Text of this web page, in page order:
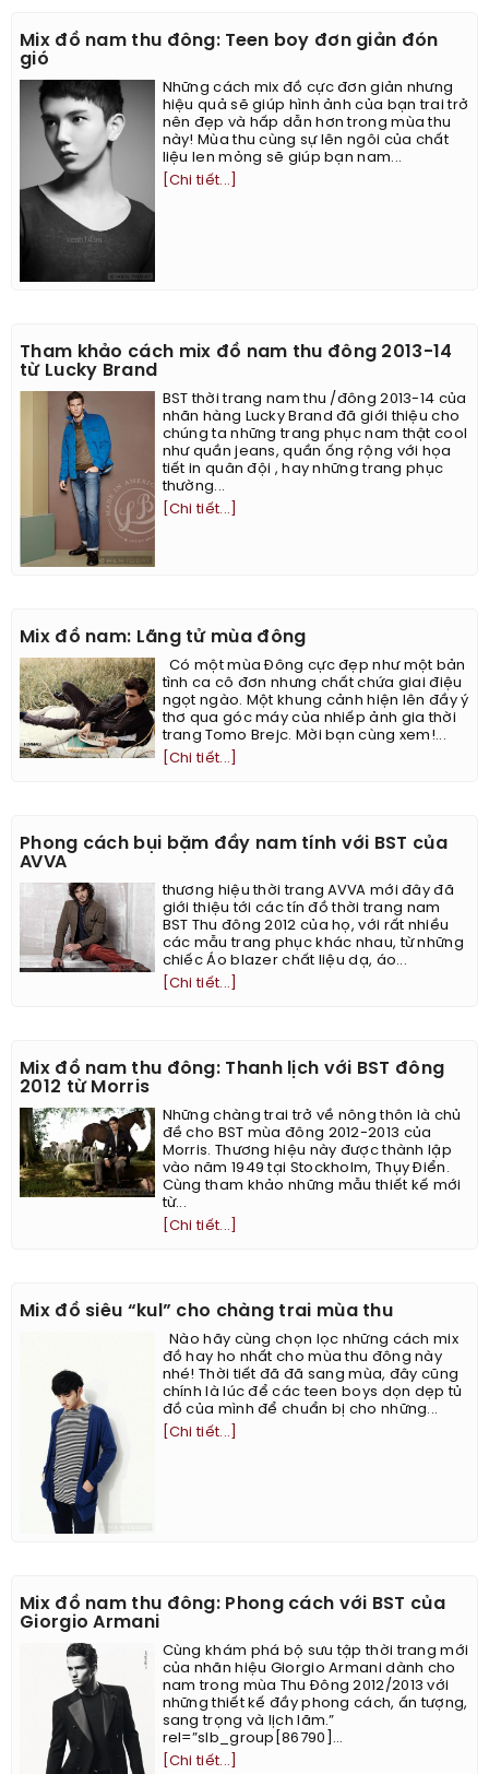
Mix đồ nam thu đông: Teen boy đơn giản đón
gió
Những cách mix đồ cực đơn giản nhưng
hiệu quả sẽ giúp hình ảnh của bạn trai trở
nên đẹp và hấp dẫn hơn trong mùa thu
này! Mùa thu cùng sự lên ngôi của chất
liệu len mỏng sẽ giúp bạn nam...
[Chi tiết...]
Tham khảo cách mix đồ nam thu đông 2013-14
từ Lucky Brand
BST thời trang nam thu /đông 2013-14 của
nhãn hàng Lucky Brand đã giới thiệu cho
chúng ta những trang phục nam thật cool
như quần jeans, quần ống rộng với họa
tiết in quân đội , hay những trang phục
thường...
[Chi tiết...]
Mix đồ nam: Lãng tử mùa đông
Có một mùa Đông cực đẹp như một bản
tình ca cô đơn nhưng chất chứa giai điệu
ngọt ngào. Một khung cảnh hiện lên đầy ý
thơ qua góc máy của nhiếp ảnh gia thời
trang Tomo Brejc. Mời bạn cùng xem!...
[Chi tiết...]
Phong cách bụi bặm đầy nam tính với BST của
AVVA
thương hiệu thời trang AVVA mới đây đã
giới thiệu tới các tín đồ thời trang nam
BST Thu đông 2012 của họ, với rất nhiều
các mẫu trang phục khác nhau, từ những
chiếc Áo blazer chất liệu dạ, áo...
[Chi tiết...]
Mix đồ nam thu đông: Thanh lịch với BST đông
2012 từ Morris
Những chàng trai trở về nông thôn là chủ
đề cho BST mùa đông 2012-2013 của
Morris. Thương hiệu này được thành lập
vào năm 1949 tại Stockholm, Thụy Điển.
Cùng tham khảo những mẫu thiết kế mới
từ...
[Chi tiết...]
Mix đồ siêu “kul” cho chàng trai mùa thu
Nào hãy cùng chọn lọc những cách mix
đồ hay ho nhất cho mùa thu đông này
nhé! Thời tiết đã đã sang mùa, đây cũng
chính là lúc để các teen boys dọn dẹp tủ
đồ của mình để chuẩn bị cho những...
[Chi tiết...]
Mix đồ nam thu đông: Phong cách với BST của
Giorgio Armani
Cùng khám phá bộ sưu tập thời trang mới
của nhãn hiệu Giorgio Armani dành cho
nam trong mùa Thu Đông 2012/2013 với
những thiết kế đầy phong cách, ấn tượng,
sang trọng và lịch lãm.”
rel=”slb_group[86790]...
[Chi tiết...]